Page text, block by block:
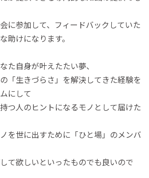
に参加して、フィードバックしていた
助けになります。
た自身が叶えたたい夢、
「生きづらさ」を解決してきた経験を
にして
つ人のヒントになるモノとして届けた
を世に出すために「ひと場」のメンバ
て欲しいといったものでも良いので